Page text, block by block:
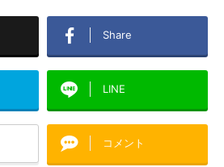
Share
LINE
コメント